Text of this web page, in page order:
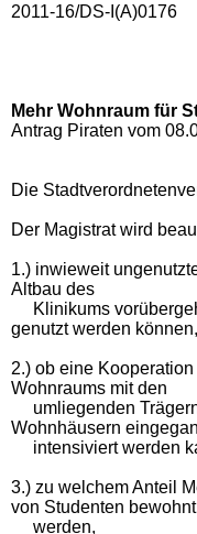
2011-16/DS-I(A)0176
Mehr Wohnraum für
Antrag Piraten vom
Die
Der Magistrat wird
1.) inwieweit
Altbau des
Klinikums
genutzt werden können,
2.) ob eine
Wohnraums mit den
umliegenden
Wohnhäusern
intensiviert werden
3.) zu welchem Anteil
von Studenten bewohnt
werden,